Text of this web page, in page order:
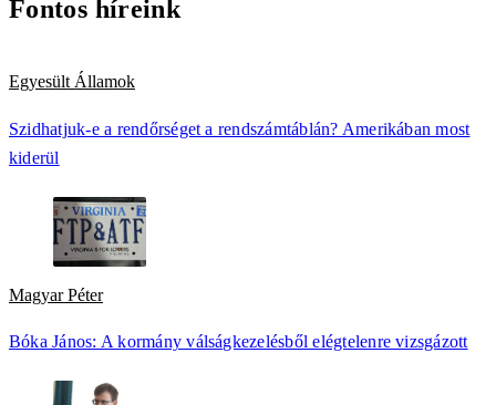
Fontos híreink
Egyesült Államok
Szidhatjuk-e a rendőrséget a rendszámtáblán? Amerikában most
kiderül
Magyar Péter
Bóka János: A kormány válságkezelésből elégtelenre vizsgázott